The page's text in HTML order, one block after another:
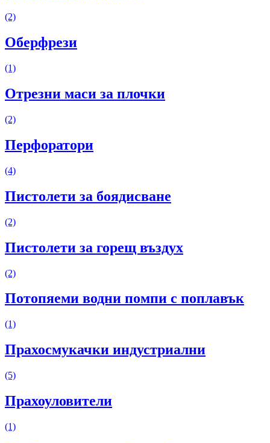
(2)
Оберфрези
(1)
Отрезни маси за плочки
(2)
Перфоратори
(4)
Пистолети за боядисване
(2)
Пистолети за горещ въздух
(2)
Потопяеми водни помпи с поплавък
(1)
Прахосмукачки индустриални
(5)
Прахоуловители
(1)